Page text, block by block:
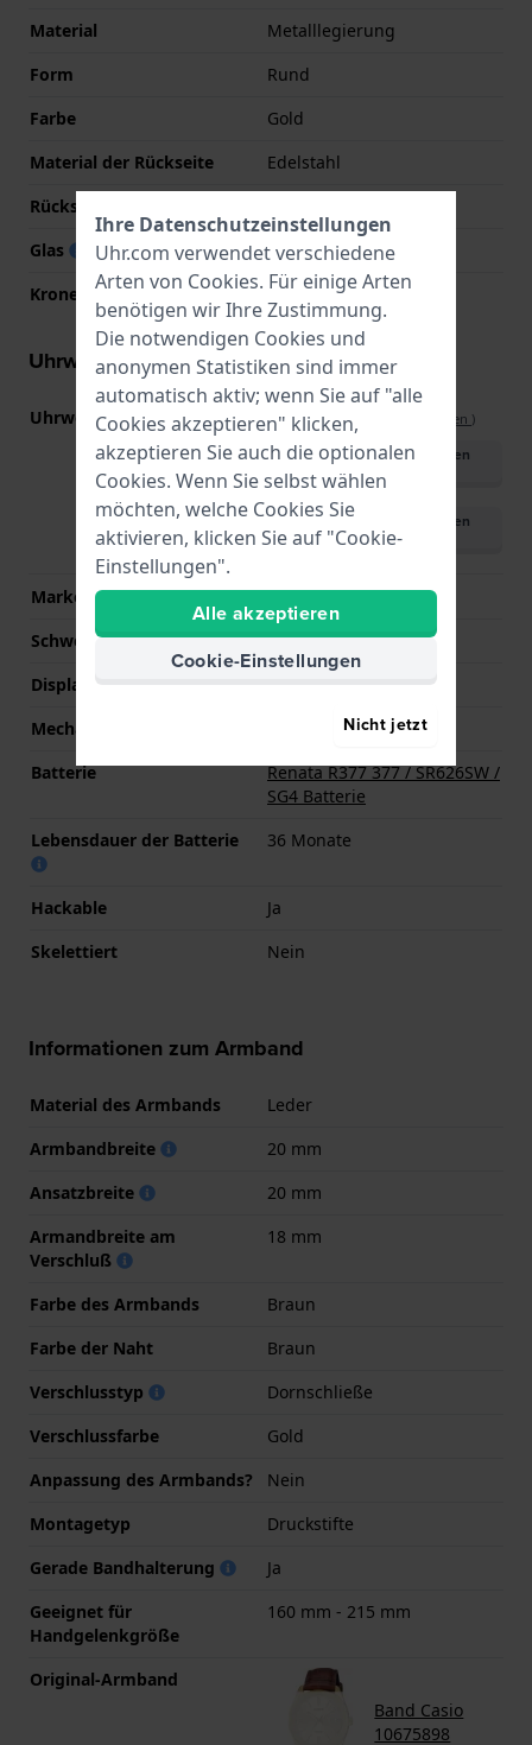
Material
Metalllegierung
Form
Rund
Farbe
Gold
Material der Rückseite
Edelstahl
Rückseite
Glas
Mineral
Krone
Ziehkrone
Uhrwerk Informationen
Uhrwerks-Nummer 2784(Spezifikationen ansehen )
Handbuch herunterladen
(German)
Handbuch herunterladen
(English)
Marke des Uhrwerks
Casio
Schweizer Uhrwerk
Nein
Displaytyp
Analog
Mechanismus
Batterie
Renata R377 377 / SR626SW /
SG4 Batterie
Lebensdauer der Batterie
36 Monate
Hackable
Ja
Skelettiert
Nein
Informationen zum Armband
Material des Armbands
Leder
Armbandbreite
20 mm
Ansatzbreite
20 mm
Armandbreite am
Verschluß
18 mm
Farbe des Armbands
Braun
Farbe der Naht
Braun
Verschlusstyp
Dornschließe
Verschlussfarbe
Gold
Anpassung des Armbands?
Nein
Montagetyp
Druckstifte
Gerade Bandhalterung
Ja
Geeignet für
Handgelenkgröße
160 mm - 215 mm
Original-Armband
Band Casio
10675898
Ihre Datenschutzeinstellungen
Uhr.com verwendet verschiedene
Arten von Cookies. Für einige Arten
benötigen wir Ihre Zustimmung.
Die notwendigen Cookies und
anonymen Statistiken sind immer
automatisch aktiv; wenn Sie auf "alle
Cookies akzeptieren" klicken,
akzeptieren Sie auch die optionalen
Cookies. Wenn Sie selbst wählen
möchten, welche Cookies Sie
aktivieren, klicken Sie auf "Cookie-
Einstellungen".
Alle akzeptieren
Cookie-Einstellungen
Nicht jetzt